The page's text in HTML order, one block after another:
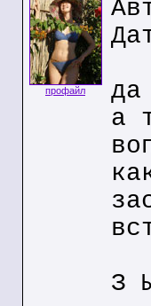
профайл
да
а
З